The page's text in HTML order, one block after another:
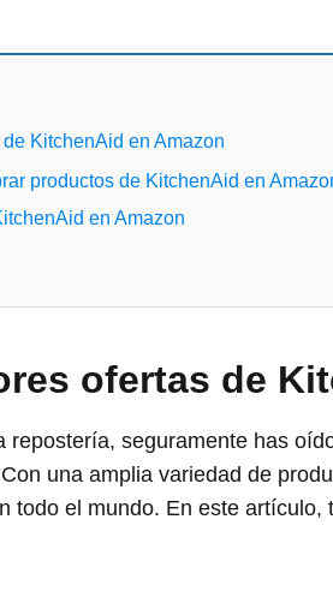
KitchenAid en Amazon
productos de KitchenAid en
en Amazon
ofertas de
repostería, seguramente has
una amplia variedad de
todo el mundo. En este